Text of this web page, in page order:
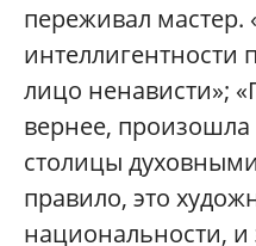
переживал мастер.
интеллигентности
лицо ненависти»;
вернее,
столицы
правило, это
национальности, и